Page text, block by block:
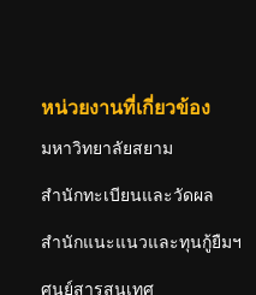
หน่วยงานที่เกี่ยวข้อง
มหาวิทยาลัยสยาม
สำนักทะเบียนและวัดผล
สำนักแนะแนวและทุนกู้ยืมฯ
ศูนย์สารสนเทศ